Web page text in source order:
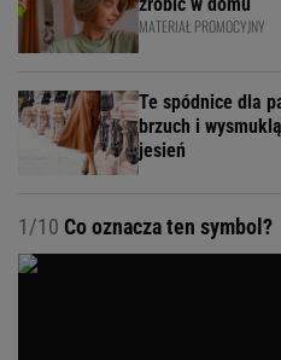
MATERIAŁ PROMOCYJNY
Te spódnice dla
brzuch i
jesień
1/10 Co oznacza ten symbol?